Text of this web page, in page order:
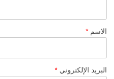
الاسم *
البريد الإلكتروني *